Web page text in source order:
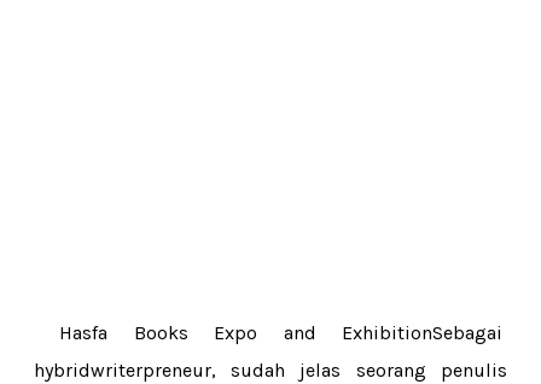
Hasfa Books Expo and ExhibitionSebagai
hybridwriterpreneur, sudah jelas seorang penulis